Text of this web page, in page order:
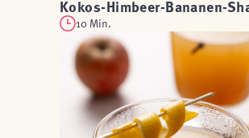
Kokos-Himbeer-Bananen-
10 Min.